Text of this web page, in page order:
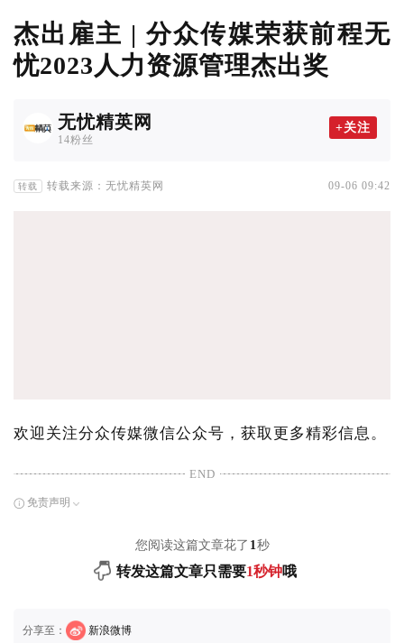
杰出雇主 | 分众传媒荣获前程无
忧2023人力资源管理杰出奖
无忧精英网
14粉丝
+关注
转载 转载来源：无忧精英网 09-06 09:42
欢迎关注分众传媒微信公众号，获取更多精彩信息。
END
免责声明
您阅读这篇文章花了 1秒
转发这篇文章只需要1秒钟哦
分享至： 新浪微博